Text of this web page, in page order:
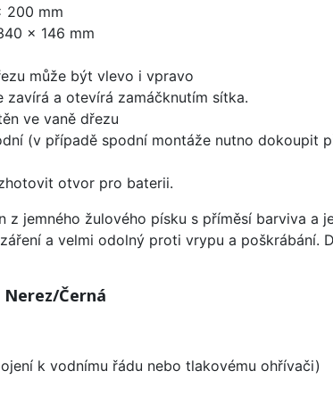
200 mm
x 146 mm
může být vlevo i vpravo
a otevírá zamáčknutím sítka.
ve vaně dřezu
(v případě spodní montáže nutno dokoupit
otvor pro baterii.
z jemného žulového písku s příměsí barviva
a velmi odolný proti vrypu a poškrábání.
Černá
k vodnímu řádu nebo tlakovému ohřívači)